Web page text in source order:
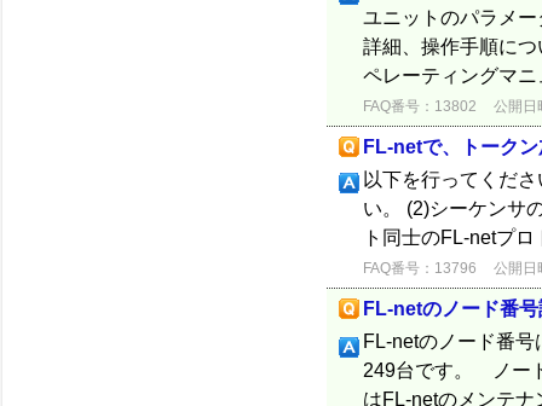
ユニットのパラメ
詳細、操作手順に
ペレーティングマ
FAQ番号：13802 公開日
FL-netで、トーク
以下を行ってくだ
い。 (2)シーケンサ
ト同士のFL-netプ
FAQ番号：13796 公開日
FL-netのノード番
FL-netのノード番
249台です。 ノー
はFL-netのメンテ